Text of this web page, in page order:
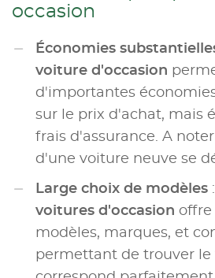
occasion
Économies
voiture d'occasion
d'importantes
sur le prix d'achat, mais
frais d'assurance. A
d'une voiture neuve se
Large choix de modèles
voitures d'occasion offre
modèles, marques, et
permettant de trouver le